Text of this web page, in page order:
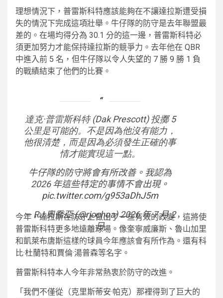
理想情況下，普雷斯科特應該能夠在不讓達拉斯遭受損
失的情況下完成這項壯舉。牛仔隊的防守是去年聯盟最
差的。在場均得分為 30.1 分的這一邊，普雷斯科特必
須更加努力才能保持達拉斯的競爭力。去年他在 QBR
中進入前 5 名，但牛仔隊以令人失望的 7 勝 9 勝 1 負
的戰績結束了他們的比賽。
達克·普雷斯科特 (Dak Prescott) 投擲 5
公里是可能的。不是因為他沒有能力，
他很清楚，而是因為必須發生正確的事
情才能實現這一點。
牛仔隊的防守將會有所改善。我認為
2026 年這些特定的事情不會出現。
pic.twitter.com/g953aDhJ5m
— RJ 奧喬亞 (@rjochoa) 2026 年 7 月 2
日
今年，達拉斯在防守上做出了一些有效的改變，這將使
普雷斯科特更多地遠離球場。像奎寧威廉斯、魯山加里
和凱萊布唐斯這樣的球員今年應該會有所作為。還有科
比·杜蘭特和賈倫·湯普森等名字。
普雷斯科特本人今年非常熱衷於防守的改進。
「我們不僅從（克里斯蒂安·帕克）那裡得到了巨大的